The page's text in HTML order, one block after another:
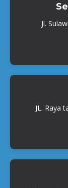
Jl.
JL. Raya